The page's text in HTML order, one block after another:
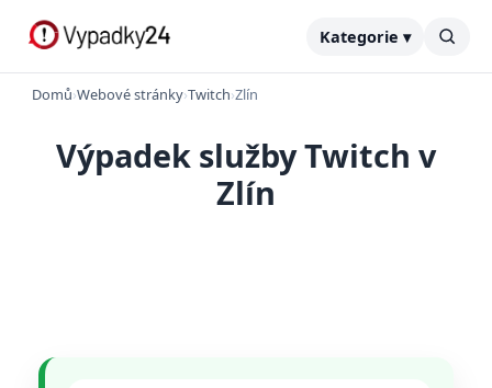
Kategorie ▾
Domů›Webové stránky›Twitch›Zlín
Výpadek služby Twitch v
Zlín